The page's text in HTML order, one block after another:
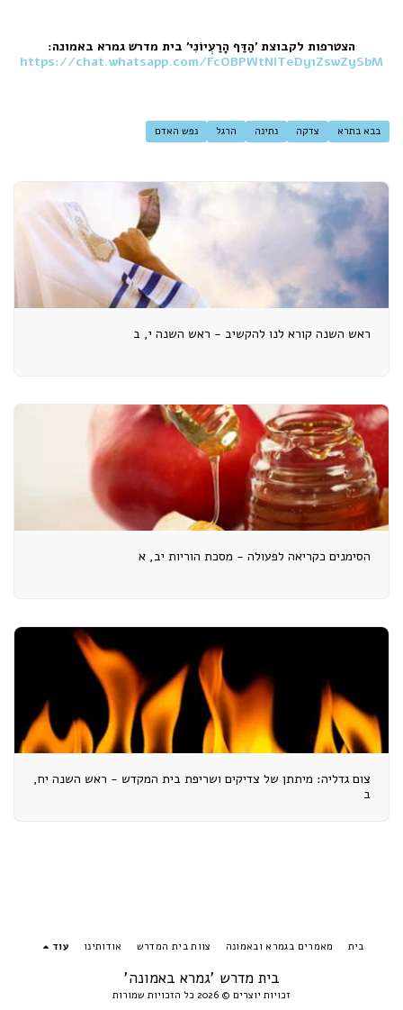
הצטרפות לקבוצת 'הַדַּף הָרַעְיוֹנִי' בית מדרש גמרא באמונה:
https://chat.whatsapp.com/FcOBPWtNITeDy1ZswZySbM
בבא בתרא צדקה נתינה הרגל נפש האדם
ראש השנה קורא לנו להקשיב - ראש השנה י, ב
הסימנים כקריאה לפעולה - מסכת הוריות יב, א
צום גדליה: מיתתן של צדיקים ושריפת בית המקדש - ראש השנה יח,
ב
בית מדרש 'גמרא באמונה'
זכויות יוצרים © 2026 כל הזכויות שמורות
בית מאמרים בגמרא ובאמונה צוות בית המדרש אודותינו עוד